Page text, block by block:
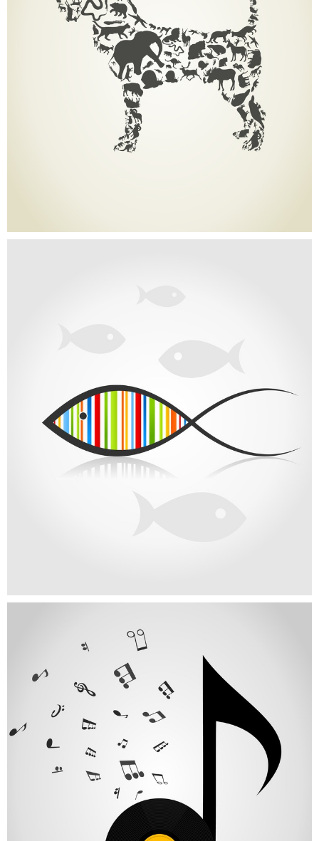
PORTFOLIO CATEGORY 2
Portfolio Item Right Sidebar
PORTFOLIO CATEGORY 2
Portfolio Item Left Sidebar
PORTFOLIO CATEGORY 2
Curabitur Laoreet Mattis